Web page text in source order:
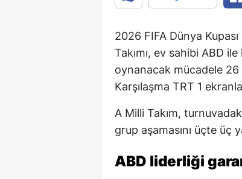
2026 FIFA Dünya
Takımı, ev sahibi ABD
oynanacak mücadele
Karşılaşma TRT 1
A Milli Takım,
grup aşamasını üçte üç
ABD liderliği